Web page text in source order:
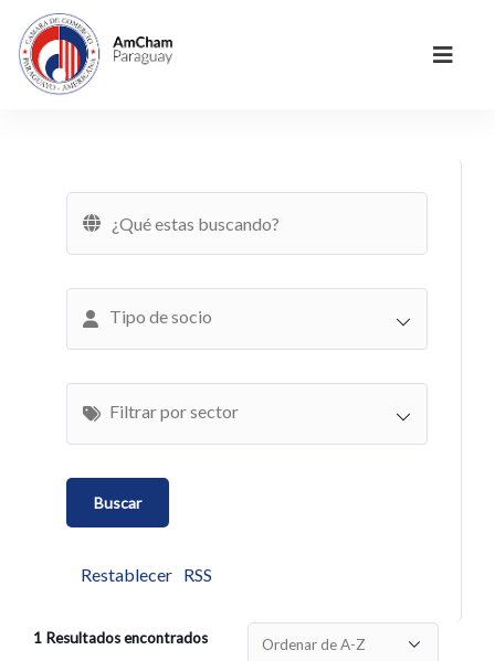
Tipo de socio
Filtrar por sector
Restablecer RSS
1 Resultados encontrados